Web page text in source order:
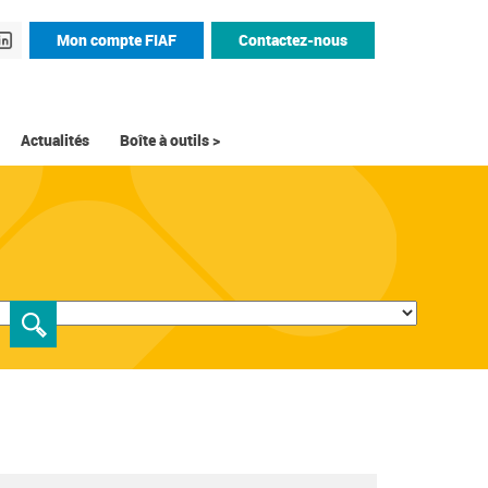
Mon compte FIAF Contactez-nous
Actualités Boîte à outils >